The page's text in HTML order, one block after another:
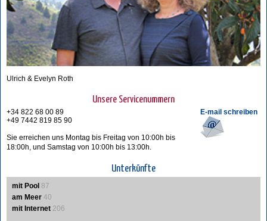
Ulrich & Evelyn Roth
Unsere Servicenummern
E-mail schreiben
+34 822 68 00 89
+49 7442 819 85 90
Sie erreichen uns Montag bis Freitag von 10:00h bis
18:00h, und Samstag von 10:00h bis 13:00h.
Unterkünfte
mit Pool 87
am Meer 40
mit Internet 206